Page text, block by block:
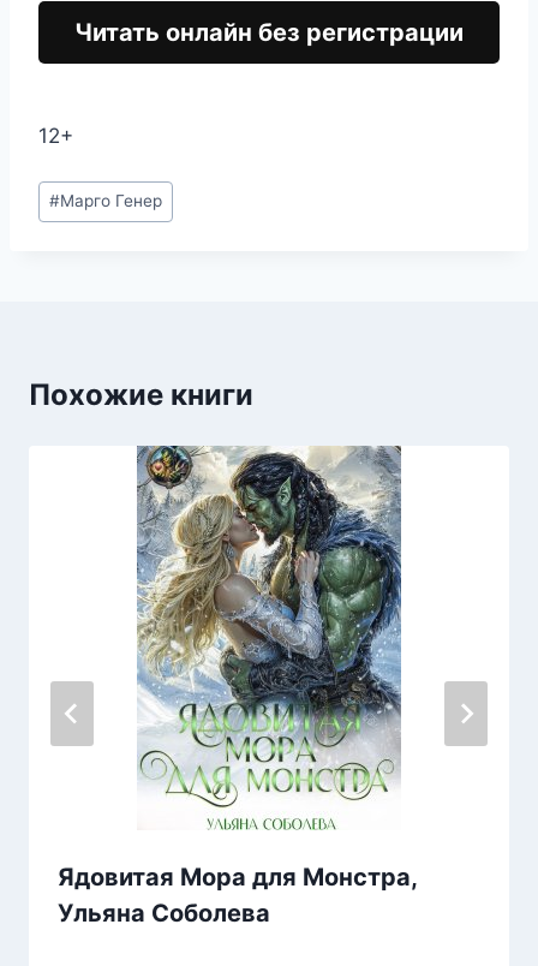
Читать онлайн без регистрации
12+
Метки
записи:
#Марго Генер
Похожие книги
Ядовитая Мора для Монстра,
Ульяна Соболева